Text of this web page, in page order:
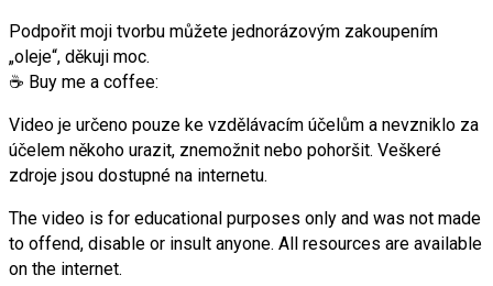
Podpořit moji tvorbu můžete jednorázovým zakoupením
„oleje“, děkuji moc.
☕ Buy me a coffee:
Video je určeno pouze ke vzdělávacím účelům a nevzniklo za
účelem někoho urazit, znemožnit nebo pohoršit. Veškeré
zdroje jsou dostupné na internetu.
The video is for educational purposes only and was not made
to offend, disable or insult anyone. All resources are available
on the internet.